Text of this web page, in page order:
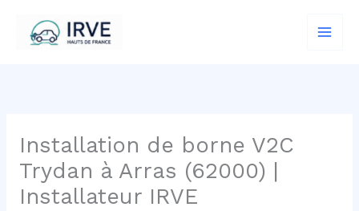
contenu
Installation de borne V2C
Trydan à Arras (62000) |
Installateur IRVE